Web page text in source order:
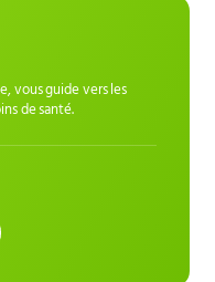
vous guide vers les
de santé.